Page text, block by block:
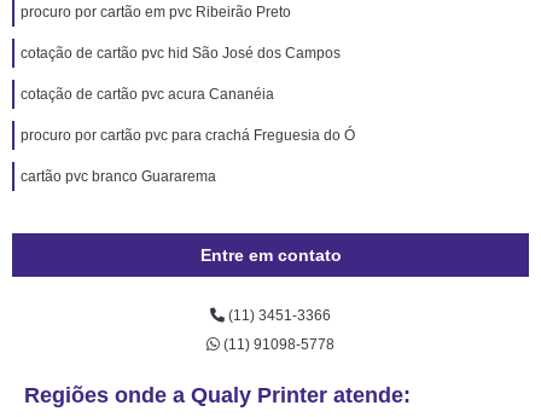
procuro por cartão em pvc Ribeirão Preto
cotação de cartão pvc hid São José dos Campos
cotação de cartão pvc acura Cananéia
procuro por cartão pvc para crachá Freguesia do Ó
cartão pvc branco Guararema
Entre em contato
(11) 3451-3366
(11) 91098-5778
Regiões onde a Qualy Printer atende: